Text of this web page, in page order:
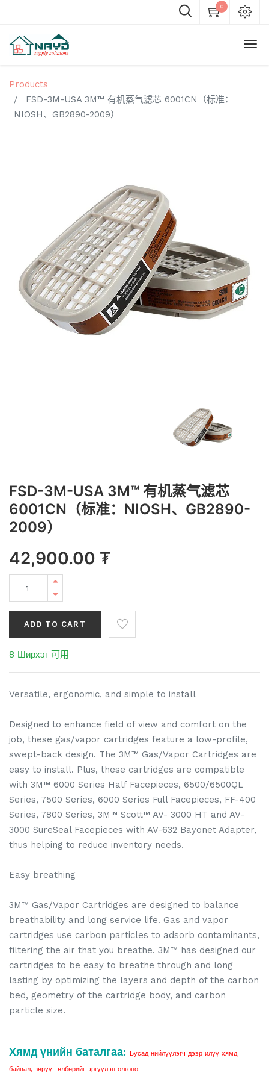
0
Products
FSD-3M-USA 3M™ 有机蒸气滤芯 6001CN（标准：
NIOSH、GB2890-2009）
FSD-3M-USA 3M™ 有机蒸气滤芯
6001CN（标准：NIOSH、GB2890-
2009）
42,900.00 ₮
ADD TO CART
8 Ширхэг 可用
Versatile, ergonomic, and simple to install
Designed to enhance field of view and comfort on the
job, these gas/vapor cartridges feature a low-profile,
swept-back design. The 3M™ Gas/Vapor Cartridges are
easy to install. Plus, these cartridges are compatible
with 3M™ 6000 Series Half Facepieces, 6500/6500QL
Series, 7500 Series, 6000 Series Full Facepieces, FF-400
Series, 7800 Series, 3M™ Scott™ AV- 3000 HT and AV-
3000 SureSeal Facepieces with AV-632 Bayonet Adapter,
thus helping to reduce inventory needs.
Easy breathing
3M™ Gas/Vapor Cartridges are designed to balance
breathability and long service life. Gas and vapor
cartridges use carbon particles to adsorb contaminants,
filtering the air that you breathe. 3M™ has designed our
cartridges to be easy to breathe through and long
lasting by optimizing the layers and depth of the carbon
bed, geometry of the cartridge body, and carbon
particle size.
Хямд үнийн баталгаа: Бусад нийлүүлэгч дээр илүү хямд
байвал, зөрүү төлбөрийг эргүүлэн олгоно.